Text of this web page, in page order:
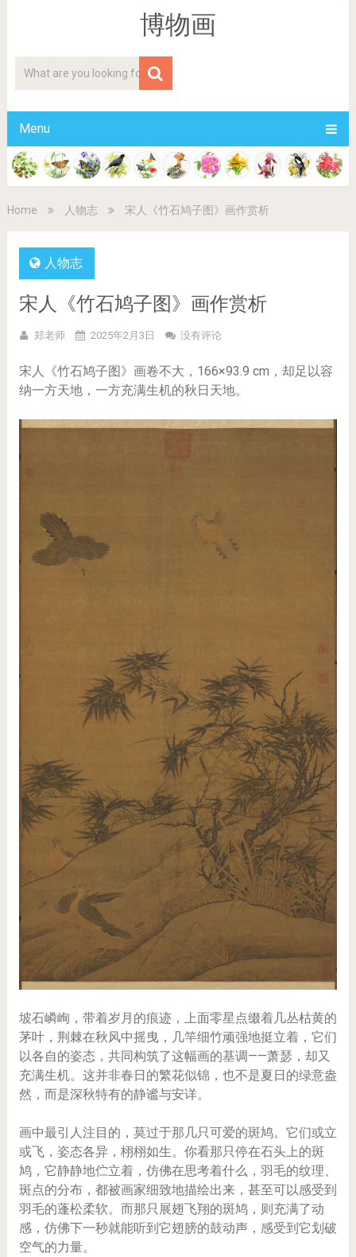
博物画
Menu
Home 人物志 宋人《竹石鸠子图》画作赏析
人物志
宋人《竹石鸠子图》画作赏析
郑老师 2025年2月3日 没有评论
宋人《竹石鸠子图》画卷不大，166×93.9 cm，却足以容
纳一方天地，一方充满生机的秋日天地。
坡石嶙峋，带着岁月的痕迹，上面零星点缀着几丛枯黄的
茅叶，荆棘在秋风中摇曳，几竿细竹顽强地挺立着，它们
以各自的姿态，共同构筑了这幅画的基调——萧瑟，却又
充满生机。这并非春日的繁花似锦，也不是夏日的绿意盎
然，而是深秋特有的静谧与安详。
画中最引人注目的，莫过于那几只可爱的斑鸠。它们或立
或飞，姿态各异，栩栩如生。你看那只停在石头上的斑
鸠，它静静地伫立着，仿佛在思考着什么，羽毛的纹理、
斑点的分布，都被画家细致地描绘出来，甚至可以感受到
羽毛的蓬松柔软。而那只展翅飞翔的斑鸠，则充满了动
感，仿佛下一秒就能听到它翅膀的鼓动声，感受到它划破
空气的力量。